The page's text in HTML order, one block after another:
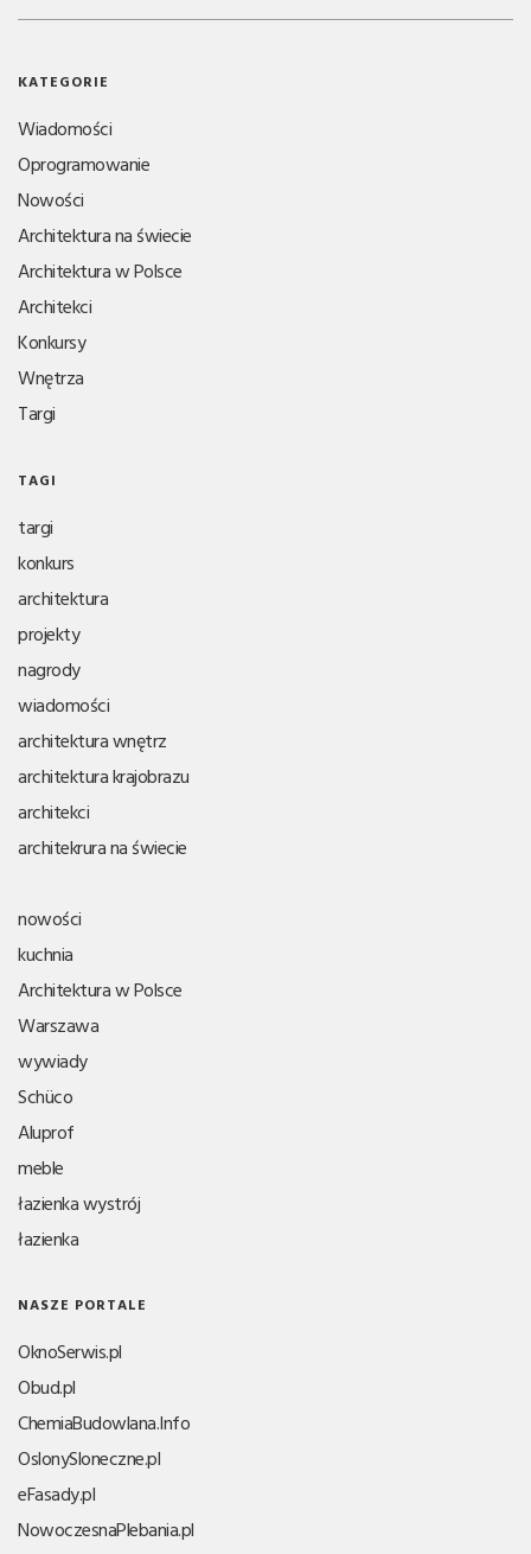
KATEGORIE
Wiadomości
Oprogramowanie
Nowości
Architektura na świecie
Architektura w Polsce
Architekci
Konkursy
Wnętrza
Targi
TAGI
targi
konkurs
architektura
projekty
nagrody
wiadomości
architektura wnętrz
architektura krajobrazu
architekci
architekrura na świecie
nowości
kuchnia
Architektura w Polsce
Warszawa
wywiady
Schüco
Aluprof
meble
łazienka wystrój
łazienka
NASZE PORTALE
OknoSerwis.pl
Obud.pl
ChemiaBudowlana.Info
OslonySloneczne.pl
eFasady.pl
NowoczesnaPlebania.pl